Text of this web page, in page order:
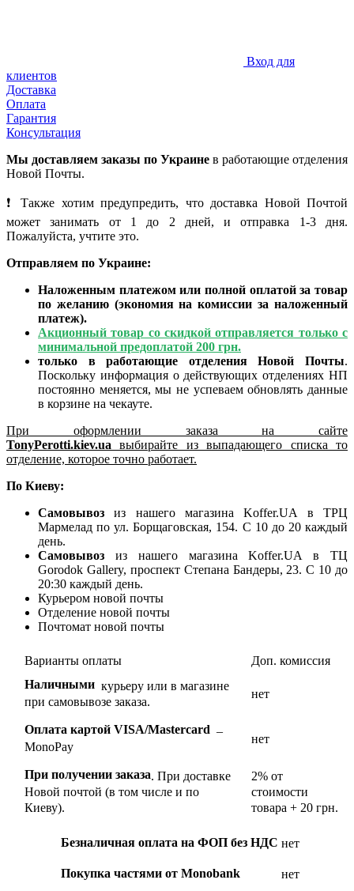
Вход для
клиентов
Доставка
Оплата
Гарантия
Консультация
Мы доставляем заказы по Украине в работающие отделения
Новой Почты.
❗ Также хотим предупредить, что доставка Новой Почтой
может занимать от 1 до 2 дней, и отправка 1-3 дня.
Пожалуйста, учтите это.
Отправляем по Украине:
Наложенным платежом или полной оплатой за товар
по желанию (экономия на комиссии за наложенный
платеж).
Акционный товар со скидкой отправляется только с
минимальной предоплатой 200 грн.
только в работающие отделения Новой Почты.
Поскольку информация о действующих отделениях НП
постоянно меняется, мы не успеваем обновлять данные
в корзине на чекауте.
При оформлении заказа на сайте
TonyPerotti.kiev.ua выбирайте из выпадающего списка то
отделение, которое точно работает.
По Киеву:
Самовывоз из нашего магазина Koffer.UA в ТРЦ
Мармелад по ул. Борщаговская, 154. С 10 до 20 каждый
день.
Самовывоз из нашего магазина Koffer.UA в ТЦ
Gorodok Gallery, проспект Степана Бандеры, 23. С 10 до
20:30 каждый день.
Курьером новой почты
Отделение новой почты
Почтомат новой почты
Варианты оплаты Доп. комиссия
Наличными курьеру или в магазине
при самовывозе заказа.
нет
Оплата картой VISA/Mastercard –
MonoPay
нет
При получении заказа. При доставке
Новой почтой (в том числе и по
Киеву).
2% от
стоимости
товара + 20 грн.
Безналичная оплата на ФОП без НДС нет
Покупка частями от Monobank нет